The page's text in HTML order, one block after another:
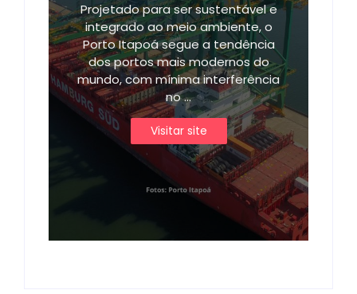
Projetado para ser sustentável e
integrado ao meio ambiente, o
Porto Itapoá segue a tendência
dos portos mais modernos do
mundo, com mínima interferência
no ...
Visitar site